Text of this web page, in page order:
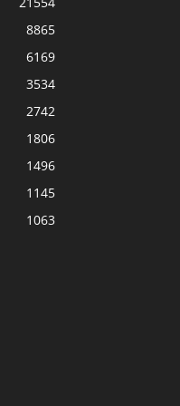
8865
6169
3534
2742
1806
1496
1145
1063